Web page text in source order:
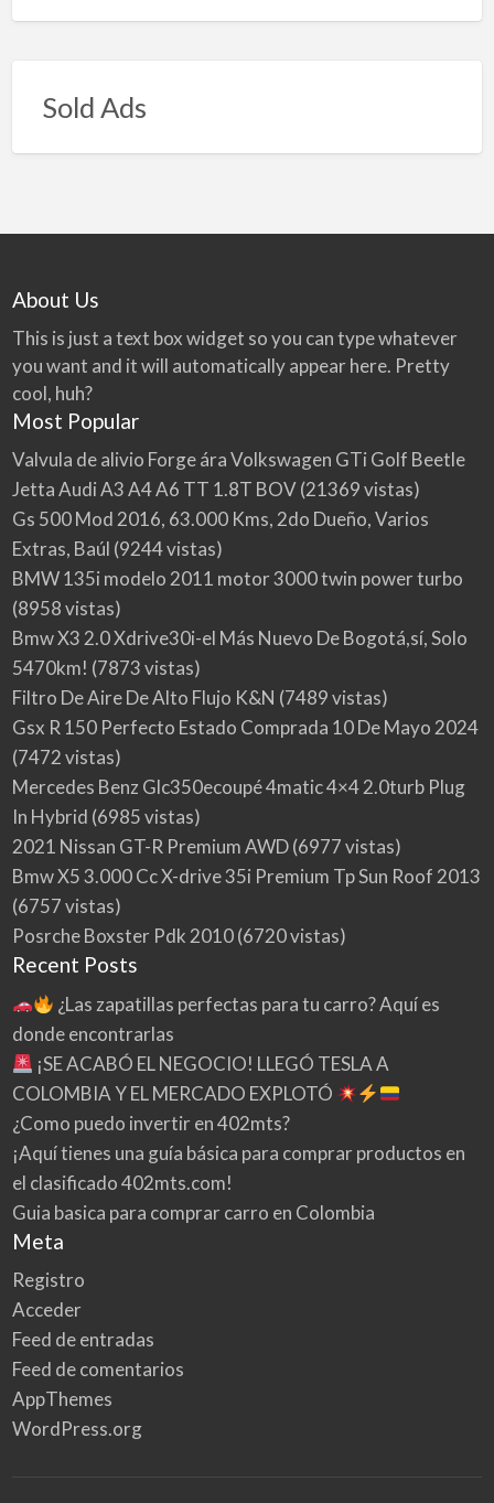
Sold Ads
About Us
This is just a text box widget so you can type whatever
you want and it will automatically appear here. Pretty
cool, huh?
Most Popular
Valvula de alivio Forge ára Volkswagen GTi Golf Beetle
Jetta Audi A3 A4 A6 TT 1.8T BOV(21369 vistas)
Gs 500 Mod 2016, 63.000 Kms, 2do Dueño, Varios
Extras, Baúl (9244 vistas)
BMW 135i modelo 2011 motor 3000 twin power turbo
(8958 vistas)
Bmw X3 2.0 Xdrive30i-el Más Nuevo De Bogotá,sí, Solo
5470km! (7873 vistas)
Filtro De Aire De Alto Flujo K&N (7489 vistas)
Gsx R 150 Perfecto Estado Comprada 10 De Mayo 2024
(7472 vistas)
Mercedes Benz Glc350ecoupé 4matic 4×4 2.0turb Plug
In Hybrid (6985 vistas)
2021 Nissan GT-R Premium AWD(6977 vistas)
Bmw X5 3.000 Cc X-drive 35i Premium Tp Sun Roof 2013
(6757 vistas)
Posrche Boxster Pdk 2010(6720 vistas)
Recent Posts
¿Las zapatillas perfectas para tu carro? Aquí es
donde encontrarlas
¡SE ACABÓ EL NEGOCIO! LLEGÓ TESLA A
COLOMBIA Y EL MERCADO EXPLOTÓ
¿Como puedo invertir en 402mts?
¡Aquí tienes una guía básica para comprar productos en
el clasificado 402mts.com!
Guia basica para comprar carro en Colombia
Meta
Registro
Acceder
Feed de entradas
Feed de comentarios
AppThemes
WordPress.org